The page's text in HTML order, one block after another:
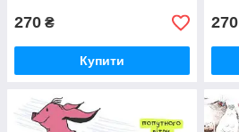
270 ₴
Купити
270